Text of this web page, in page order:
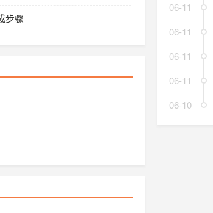
步骤
06-11
06-11
06-11
06-11
06-10